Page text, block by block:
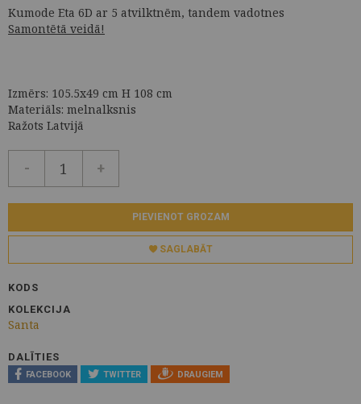
Kumode Eta 6D ar 5 atvilktnēm, tandem vadotnes
Samontētā veidā!
Izmērs: 105.5x49 cm H 108 cm
Materiāls: melnalksnis
Ražots Latvijā
- +
PIEVIENOT GROZAM
SAGLABĀT
KODS
KOLEKCIJA
Santa
DALĪTIES
FACEBOOK TWITTER DRAUGIEM